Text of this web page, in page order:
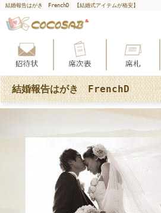
結婚報告はがき FrenchD 【結婚式アイテムが格安】
結婚報告はがき FrenchD